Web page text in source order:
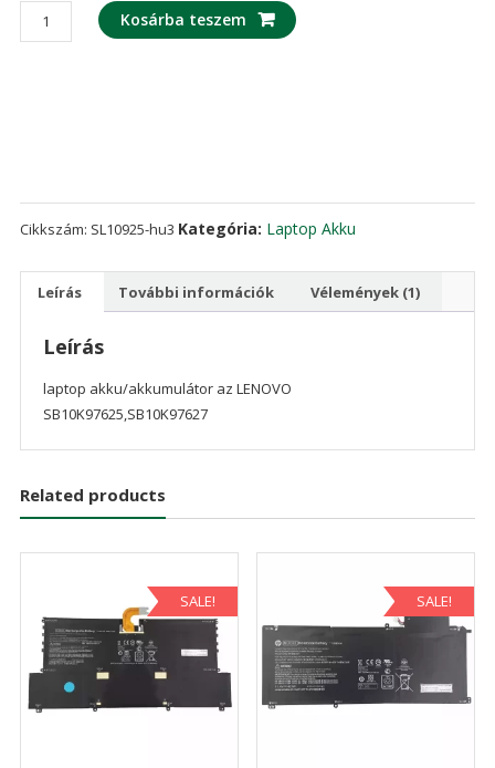
laptop
akku/akkumulátor
Kosárba teszem
Cikkszám: SL10925-hu3 Kategória: Laptop Akku
Leírás További információk Vélemények (1)
Leírás
laptop akku/akkumulátor az LENOVO
SB10K97625,SB10K97627
Related products
SALE! SALE!